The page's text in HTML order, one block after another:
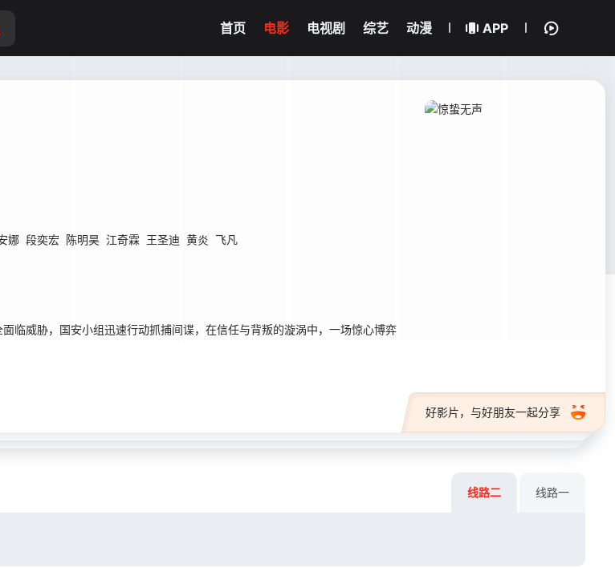
首页 电影 电视剧 综艺 动漫 APP
娜 段奕宏 陈明昊 江奇霖 王圣迪 黄炎 飞凡
临威胁，国安小组迅速行动抓捕间谍，在信任与背叛的漩涡中，一场惊心博弈
好影片，与好朋友一起分享
线路二 线路一